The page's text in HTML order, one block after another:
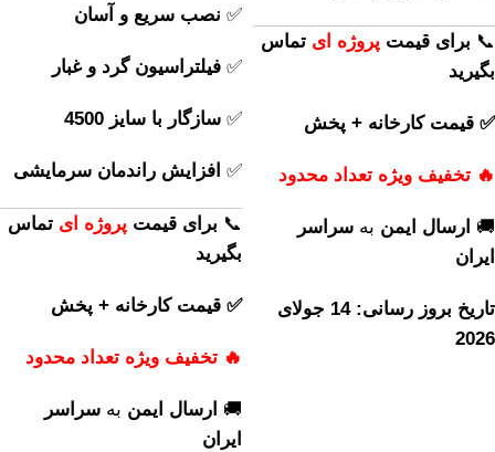
📞 برای قیمت پروژه ای تماس
بگیرید
✅ قیمت کارخانه + پخش
🔥 تخفیف ویژه تعداد محدود
🚚 ارسال ایمن به سراسر
ایران
تاریخ بروز رسانی: 14 جولای
2026
✅ نصب سریع و آسان
✅ فیلتراسیون گرد و غبار
✅ سازگار با سایز 4500
✅ افزایش راندمان سرمایشی
📞 برای قیمت پروژه ای تماس
بگیرید
✅ قیمت کارخانه + پخش
🔥 تخفیف ویژه تعداد محدود
🚚 ارسال ایمن به سراسر
ایران